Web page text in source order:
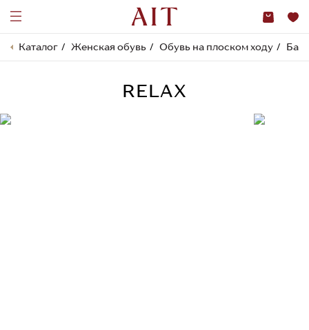
Каталог Женская обувь Обувь на плоском ходу
RELAX